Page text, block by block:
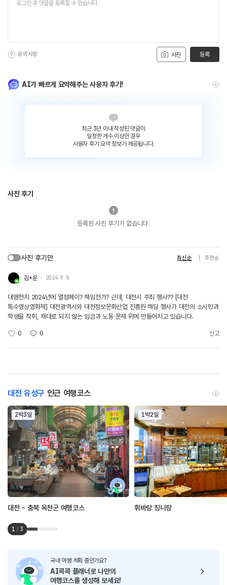
사진
유의사항 등록
AI가 빠르게 요약해주는 사용자 후기!
최근 3년 이내 작성된 댓글이
일정한 개수 이상인 경우
사용자 후기 요약 정보가 제공됩니다.
사진 후기
등록된 사진 후기가 없습니다.
사진 후기만 최신순 추천순
김*운 2024. 9. 5.
대명천지 2024년에 열정페이? 책임전가? 근데, 대전시 주최 행사?? [대전
특수영상영화제] 대전광역시와 대전정보문화산업 진흥원 해당 행사가 대전의 소시민과
학생을 착취, 제대로 되지 않는 임금과 노동 문제 위에 만들어지고 있습니다.
0 0 신고
대전 유성구 인근 여행코스
2박3일
대전 ~ 충북 옥천군 여행코스
1박2일
휘바랑 징니랑
1 / 3
국내 여행 계획 중인가요?
AI콕콕 플래너로 나만의
여행코스를 생성해 보세요!